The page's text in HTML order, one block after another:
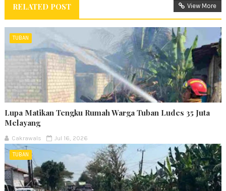
RELATED POST View More
TUBAN
Lupa Matikan Tengku Rumah Warga Tuban Ludes 35 Juta
Melayang
Cakrawals Jul 16, 2026
TUBAN